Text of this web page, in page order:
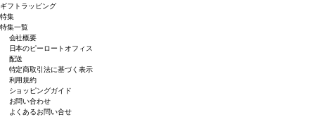
ギフトラッピング
特集
特集一覧
会社概要
日本のピーロートオフィス
配送
特定商取引法に基づく表示
利用規約
ショッピングガイド
お問い合わせ
よくあるお問い合せ